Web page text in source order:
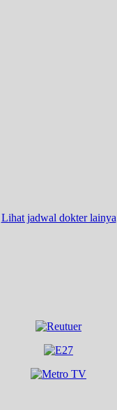
Lihat jadwal dokter lainya